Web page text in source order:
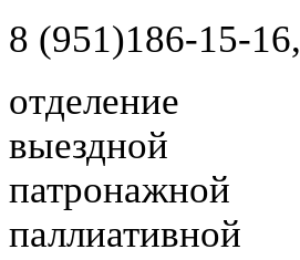
8 (951)186-15-16,
отделение
выездной
патронажной
паллиативной